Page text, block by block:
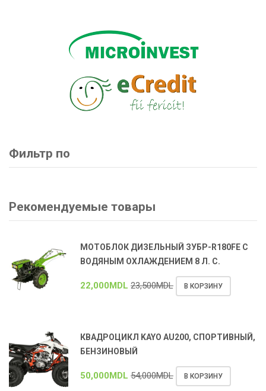
Фильтр по
Рекомендуемые товары
МОТОБЛОК ДИЗЕЛЬНЫЙ ЗУБР-R180FE С
ВОДЯНЫМ ОХЛАЖДЕНИЕМ 8 Л. С.
22,000MDL 23,500MDL В КОРЗИНУ
КВАДРОЦИКЛ KAYO AU200, СПОРТИВНЫЙ,
БЕНЗИНОВЫЙ
50,000MDL 54,000MDL В КОРЗИНУ